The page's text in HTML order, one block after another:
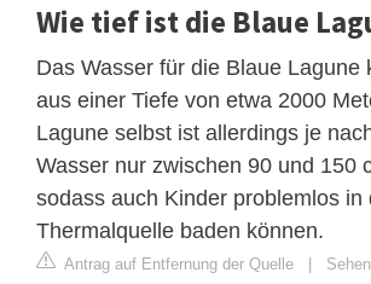
Wie tief ist die Blaue
Das Wasser für die Blaue Lagune
aus einer Tiefe von etwa 2000
Lagune selbst ist allerdings je
Wasser nur zwischen 90 und 150
sodass auch Kinder problemlos in
Thermalquelle baden können.
Antrag auf Entfernung der Quelle |